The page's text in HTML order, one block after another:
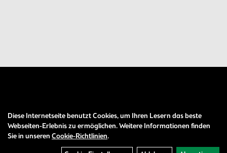
Diese Internetseite benutzt Cookies, um Ihren Lesern das beste
Webseiten-Erlebnis zu ermöglichen. Weitere Informationen finden
Sie in unseren Cookie-Richtlinien.
Auftrag widerrufen